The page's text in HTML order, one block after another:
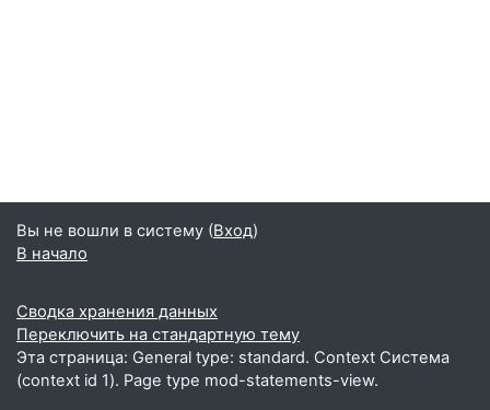
Вы не вошли в систему (Вход)
В начало
Сводка хранения данных
Переключить на стандартную тему
Эта страница: General type: standard. Context Система
(context id 1). Page type mod-statements-view.